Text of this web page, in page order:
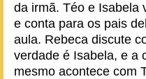
da irmã. Téo e Isabela
e conta para os pais
aula. Rebeca discute
verdade é Isabela, e a
mesmo acontece com